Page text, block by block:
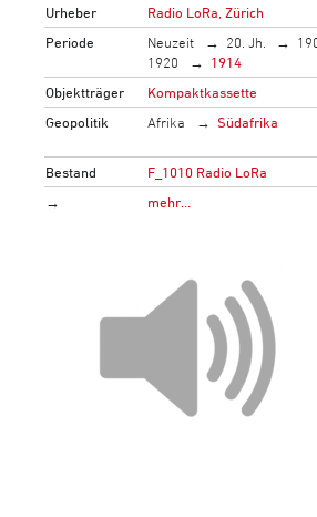
Urheber
Radio LoRa, Zürich
Periode
Neuzeit 20. Jh.
1920
1914
Objektträger
Kompaktkassette
Geopolitik
Afrika Südafrika
Bestand
F_1010 Radio LoRa
→
mehr…